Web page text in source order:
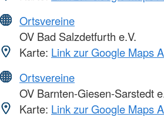
Ortsvereine
OV Bad Salzdetfurth e.V.
Karte: Link zur Google Maps
Ortsvereine
OV Barnten-Giesen-Sarstedt
Karte: Link zur Google Maps